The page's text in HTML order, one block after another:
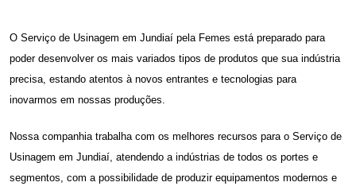
O Serviço de Usinagem em Jundiaí pela Femes está preparado para
poder desenvolver os mais variados tipos de produtos que sua indústria
precisa, estando atentos à novos entrantes e tecnologias para
inovarmos em nossas produções.
Nossa companhia trabalha com os melhores recursos para o Serviço de
Usinagem em Jundiaí, atendendo a indústrias de todos os portes e
segmentos, com a possibilidade de produzir equipamentos modernos e